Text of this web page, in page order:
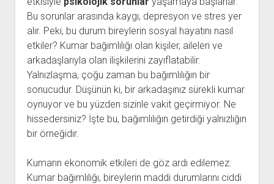
Bu sorunlar arasında kaygı, depresyon ve stres yer
alır. Peki, bu durum bireylerin sosyal hayatını nasıl
etkiler? Kumar bağımlılığı olan kişiler, aileleri ve
arkadaşlarıyla olan ilişkilerini zayıflatabilir.
Yalnızlaşma, çoğu zaman bu bağımlılığın bir
sonucudur. Düşünün ki, bir arkadaşınız sürekli kumar
oynuyor ve bu yüzden sizinle vakit geçirmiyor. Ne
hissedersiniz? İşte bu, bağımlılığın getirdiği yalnızlığın
bir örneğidir.
Kumarın ekonomik etkileri de göz ardı edilemez.
Kumar bağımlılığı, bireylerin maddi durumlarını ciddi